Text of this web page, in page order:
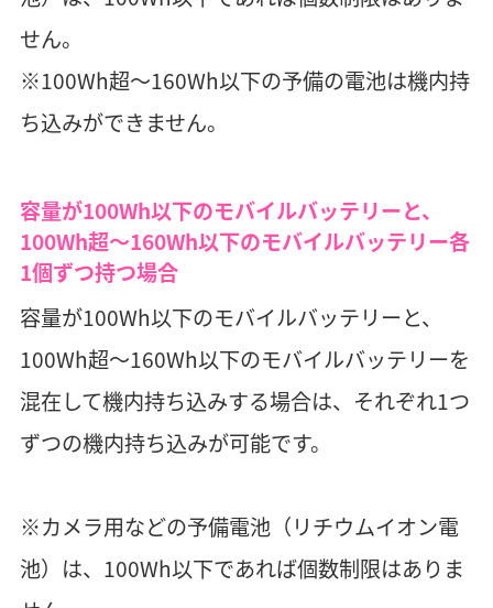
せん。
※100Wh超～160Wh以下の予備の電池は機内持
ち込みができません。
容量が100Wh以下のモバイルバッテリーと、
100Wh超～160Wh以下のモバイルバッテリー各
1個ずつ持つ場合
容量が100Wh以下のモバイルバッテリーと、
100Wh超～160Wh以下のモバイルバッテリーを
混在して機内持ち込みする場合は、それぞれ1つ
ずつの機内持ち込みが可能です。
※カメラ用などの予備電池（リチウムイオン電
池）は、100Wh以下であれば個数制限はありま